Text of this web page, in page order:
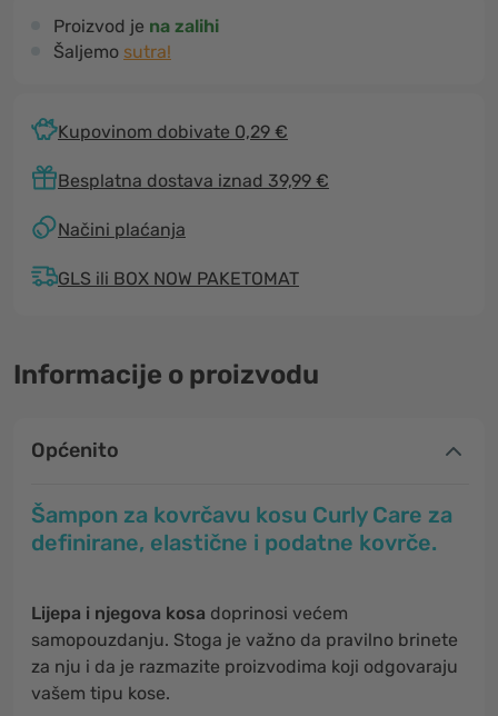
Proizvod je na zalihi
Šaljemo sutra!
Kupovinom dobivate 0,29 €
Besplatna dostava iznad 39,99 €
Načini plaćanja
GLS ili BOX NOW PAKETOMAT
Informacije o proizvodu
Općenito
Šampon za kovrčavu kosu Curly Care za
definirane, elastične i podatne kovrče.
Lijepa i njegova kosa doprinosi većem
samopouzdanju. Stoga je važno da pravilno brinete
za nju i da je razmazite proizvodima koji odgovaraju
vašem tipu kose.